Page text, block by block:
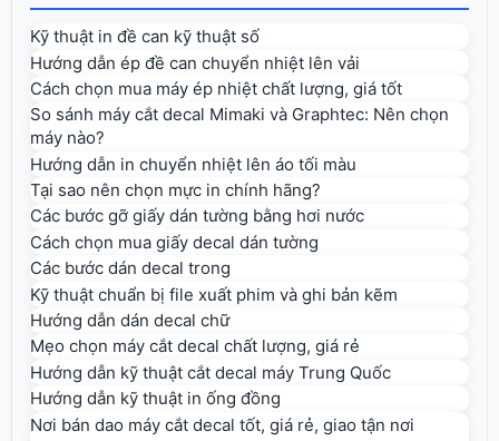
Kỹ thuật in đề can kỹ thuật số
Hướng dẫn ép đề can chuyển nhiệt lên vải
Cách chọn mua máy ép nhiệt chất lượng, giá tốt
So sánh máy cắt decal Mimaki và Graphtec: Nên chọn
máy nào?
Hướng dẫn in chuyển nhiệt lên áo tối màu
Tại sao nên chọn mực in chính hãng?
Các bước gỡ giấy dán tường bằng hơi nước
Cách chọn mua giấy decal dán tường
Các bước dán decal trong
Kỹ thuật chuẩn bị file xuất phim và ghi bản kẽm
Hướng dẫn dán decal chữ
Mẹo chọn máy cắt decal chất lượng, giá rẻ
Hướng dẫn kỹ thuật cắt decal máy Trung Quốc
Hướng dẫn kỹ thuật in ống đồng
Nơi bán dao máy cắt decal tốt, giá rẻ, giao tận nơi